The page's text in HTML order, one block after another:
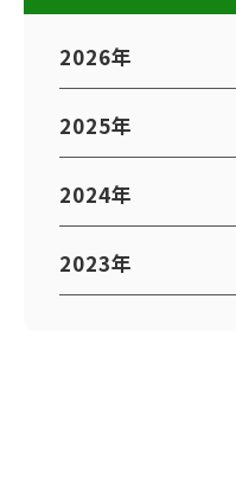
2026年
2025年
2024年
2023年